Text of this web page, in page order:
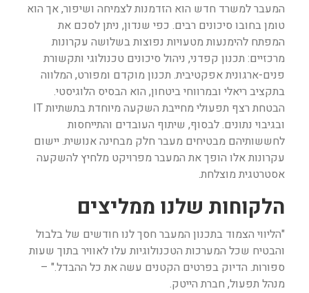
המעבר למשרד חדש הוא הזדמנות לצמיחה ושיפור, אך הוא
טומן בחובו סיכונים רבים. כפי שנדון, ניתן לסכם את
המפתח להימנעות מטעויות נפוצות בשלושה עקרונות
מרכזיים: תכנון קפדני, ניהול סיכונים טכנולוגי ותקשורת
פנים-ארגונית אפקטיבית. תכנון מוקדם ומפורט, המלווה
בתקציב ריאלי ובמרווחי ביטחון, הוא הבסיס הלוגיסטי.
הבטחת רצף תפעולי מחייבת השקעה מיוחדת בתשתיות IT
ובגיבוי נתונים. לבסוף, שיתוף העובדים והתייחסות
לחששותיהם מבטיחים מעבר חלק מבחינה אנושית. יישום
עקרונות אלו הופך את המעבר מפרויקט מלחיץ להשקעה
אסטרטגית מוצלחת.
הלקוחות שלנו ממליצים
"הליווי הצמוד בתכנון המעבר חסך לנו חודשים של בלבול
והבטיח שכל המערכות הטכנולוגיות עלו לאוויר בתוך שעות
ספורות. הדיוק בפרטים הקטנים עשה את כל ההבדל." –
מנהל תפעול, חברת הייטק.